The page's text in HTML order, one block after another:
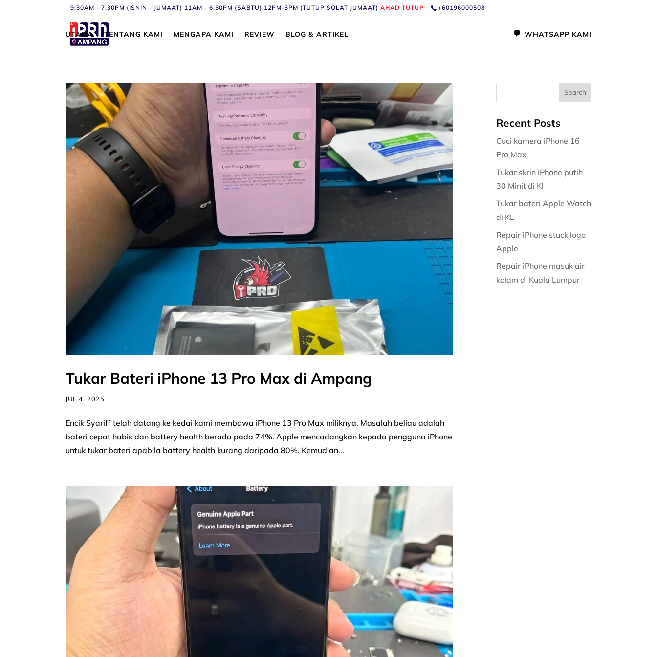
9:30AM - 7:30PM (ISNIN - JUMAAT) 11AM - 6:30PM (SABTU) 12PM-3PM (TUTUP SOLAT JUMAAT)AHAD TUTUP +60196000508
UTAMA TENTANG KAMI MENGAPA KAMI REVIEW BLOG & ARTIKEL WHATSAPP KAMI
Tukar Bateri iPhone 13 Pro Max di Ampang
JUL 4, 2025
Encik Syariff telah datang ke kedai kami membawa iPhone 13 Pro Max miliknya. Masalah beliau adalah
bateri cepat habis dan battery health berada pada 74%. Apple mencadangkan kepada pengguna iPhone
untuk tukar bateri apabila battery health kurang daripada 80%. Kemudian...
Recent Posts
Cuci kamera iPhone 16
Pro Max
Tukar skrin iPhone putih
30 Minit di Kl
Tukar bateri Apple Watch
di KL
Repair iPhone stuck logo
Apple
Repair iPhone masuk air
kolam di Kuala Lumpur